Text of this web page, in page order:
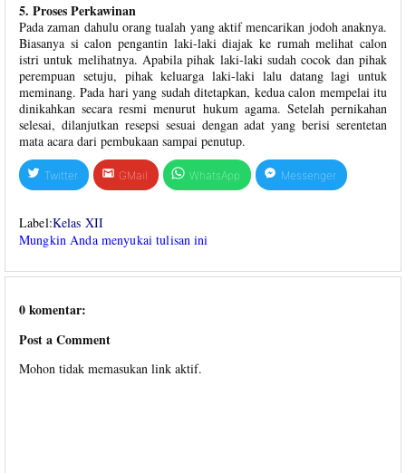
5. Proses Perkawinan
Pada zaman dahulu orang tualah yang aktif mencarikan jodoh anaknya.
Biasanya si calon pengantin laki-laki diajak ke rumah melihat calon
istri untuk melihatnya. Apabila pihak laki-laki sudah cocok dan pihak
perempuan setuju, pihak keluarga laki-laki lalu datang lagi untuk
meminang. Pada hari yang sudah ditetapkan, kedua calon mempelai itu
dinikahkan secara resmi menurut hukum agama. Setelah pernikahan
selesai, dilanjutkan resepsi sesuai dengan adat yang berisi serentetan
mata acara dari pembukaan sampai penutup.
Twitter GMail WhatsApp Messenger
Label:Kelas XII
Mungkin Anda menyukai tulisan ini
0 komentar:
Post a Comment
Mohon tidak memasukan link aktif.